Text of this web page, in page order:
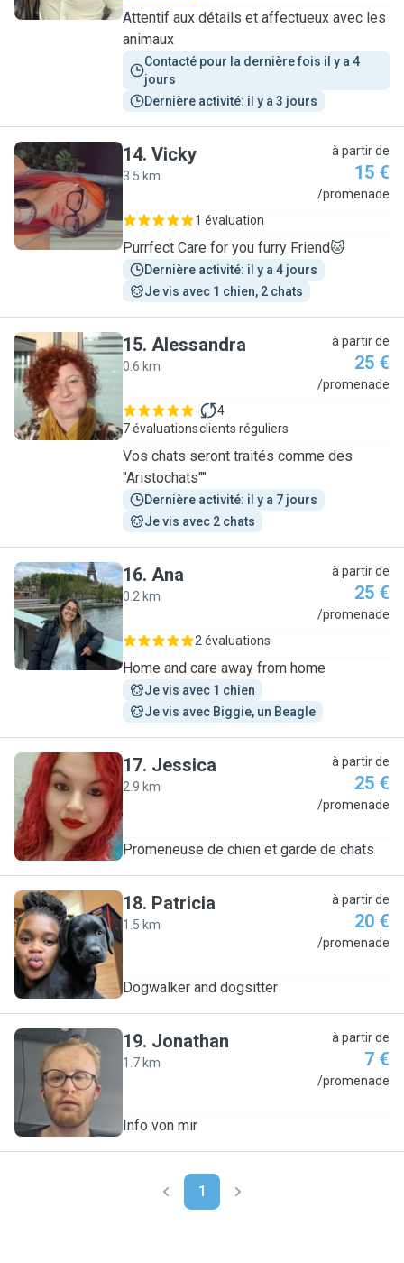
Attentif aux détails et affectueux avec les
animaux
Contacté pour la dernière fois il y a 4
jours
Dernière activité: il y a 3 jours
V
14. Vicky
3.5 km
à partir de
15 €
/promenade
1 évaluation
Purrfect Care for you furry Friend🐱
Dernière activité: il y a 4 jours
Je vis avec 1 chien, 2 chats
A
15. Alessandra
0.6 km
à partir de
25 €
/promenade
7 évaluations
4
clients réguliers
Vos chats seront traités comme des
"Aristochats""
Dernière activité: il y a 7 jours
Je vis avec 2 chats
A
16. Ana
0.2 km
à partir de
25 €
/promenade
2 évaluations
Home and care away from home
Je vis avec 1 chien
Je vis avec Biggie, un Beagle
J
17. Jessica
2.9 km
à partir de
25 €
/promenade
Promeneuse de chien et garde de chats
P
18. Patricia
1.5 km
à partir de
20 €
/promenade
Dogwalker and dogsitter
J
19. Jonathan
1.7 km
à partir de
7 €
/promenade
Info von mir
1